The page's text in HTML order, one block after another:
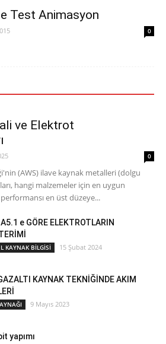
Test Animasyon
0
ve Elektrot
0
(AWS) ilave kaynak metalleri (dolgu
hangi malzemeler için en uygun
en üst düzeye...
e GÖRE ELEKTROTLARIN
KAYNAK BİLGİSİ 15 Şubat 2024
KAYNAK TEKNİĞİNDE AKIM
9 Mayıs 2023
yapımı